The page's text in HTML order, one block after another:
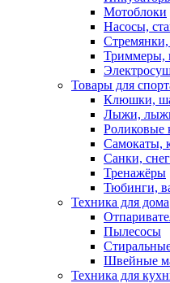
Мотоблоки
Насосы,
Триммеры,
Товары для
Клюшки,
Лыжи,
Роликовые
Самокаты,
Санки,
Тренажёры
Тюбинги,
Техника для дома
Пылесосы
Швейные
Техника для